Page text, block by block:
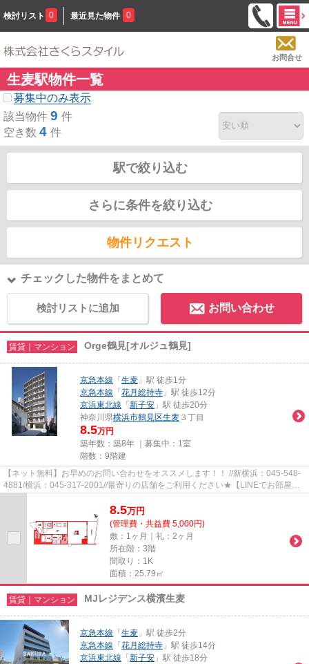
検討リスト 0 最近見た物件 0
お問合せ
生麦駅物件一覧
募集中のみ表示
該当物件 9 件
空き数 4 件
駅で絞り込む
さらに条件を絞り込む
物件リクエスト
チェックした物件をまとめて
検討リストに追加 お問い合わせ
賃貸｜マンション Orge鶴見[オルジュ鶴見]
京急本線 「 生麦 」駅 徒歩1分
京急本線 「 花月総持寺 」駅 徒歩12分
京浜東北線 「 新子安 」駅 徒歩20分
神奈川県横浜市鶴見区生麦 ３丁目
8.5万円
築年数：築8年 ｜募集中： 1室
階数：9階建
【ネット無料】お早めのお問い合わせをオススメします！！ //新横浜：045-548-
4881/横浜：045-317-2001//最寄りの店舗をご利用ください★【LINEでお部屋探
8.5万円
(管理費・共益費 5,000円)
敷：1ヶ月｜礼：2ヶ月
所在階：3階
間取り：1K
面積：25.79㎡
賃貸｜マンション MJレジデンス横濱生麦
京急本線 「 生麦 」駅 徒歩2分
京急本線 「 花月総持寺 」駅 徒歩14分
京浜東北線 「 新子安 」駅 徒歩18分